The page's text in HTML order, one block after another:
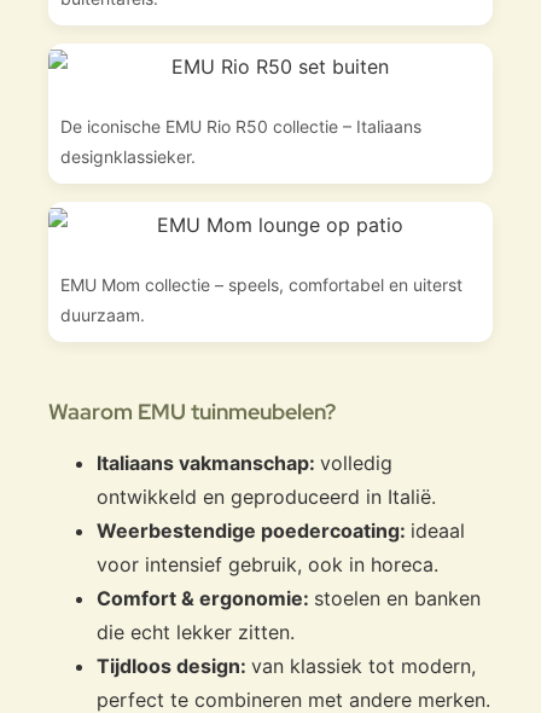
De iconische EMU Rio R50 collectie – Italiaans
designklassieker.
EMU Mom collectie – speels, comfortabel en uiterst
duurzaam.
Waarom EMU tuinmeubelen?
Italiaans vakmanschap: volledig
ontwikkeld en geproduceerd in Italië.
Weerbestendige poedercoating: ideaal
voor intensief gebruik, ook in horeca.
Comfort & ergonomie: stoelen en banken
die echt lekker zitten.
Tijdloos design: van klassiek tot modern,
perfect te combineren met andere merken.